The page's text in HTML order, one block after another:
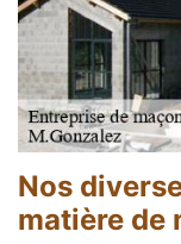
Nos
matière de